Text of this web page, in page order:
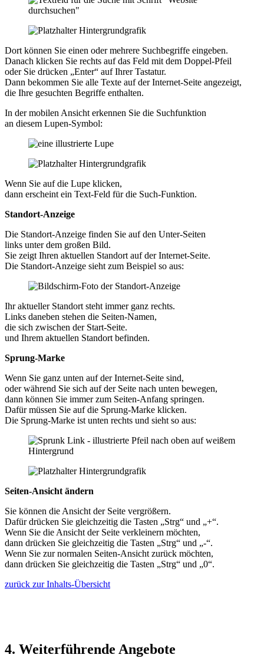
Dort können Sie einen oder mehrere Suchbegriffe eingeben.
Danach klicken Sie rechts auf das Feld mit dem Doppel-Pfeil
oder Sie drücken „Enter“ auf Ihrer Tastatur.
Dann bekommen Sie alle Texte auf der Internet-Seite angezeigt,
die Ihre gesuchten Begriffe enthalten.
In der mobilen Ansicht erkennen Sie die Suchfunktion
an diesem Lupen-Symbol:
Wenn Sie auf die Lupe klicken,
dann erscheint ein Text-Feld für die Such-Funktion.
Standort-Anzeige
Die Standort-Anzeige finden Sie auf den Unter-Seiten
links unter dem großen Bild.
Sie zeigt Ihren aktuellen Standort auf der Internet-Seite.
Die Standort-Anzeige sieht zum Beispiel so aus:
Ihr aktueller Standort steht immer ganz rechts.
Links daneben stehen die Seiten-Namen,
die sich zwischen der Start-Seite.
und Ihrem aktuellen Standort befinden.
Sprung-Marke
Wenn Sie ganz unten auf der Internet-Seite sind,
oder während Sie sich auf der Seite nach unten bewegen,
dann können Sie immer zum Seiten-Anfang springen.
Dafür müssen Sie auf die Sprung-Marke klicken.
Die Sprung-Marke ist unten rechts und sieht so aus:
Seiten-Ansicht ändern
Sie können die Ansicht der Seite vergrößern.
Dafür drücken Sie gleichzeitig die Tasten „Strg“ und „+“.
Wenn Sie die Ansicht der Seite verkleinern möchten,
dann drücken Sie gleichzeitig die Tasten „Strg“ und „-“.
Wenn Sie zur normalen Seiten-Ansicht zurück möchten,
dann drücken Sie gleichzeitig die Tasten „Strg“ und „0“.
zurück zur Inhalts-Übersicht
4. Weiterführende Angebote